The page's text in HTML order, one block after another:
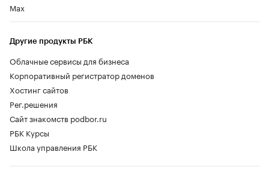
Max
Другие продукты РБК
Облачные сервисы для бизнеса
Корпоративный регистратор доменов
Хостинг сайтов
Рег.решения
Сайт знакомств podbor.ru
РБК Курсы
Школа управления РБК